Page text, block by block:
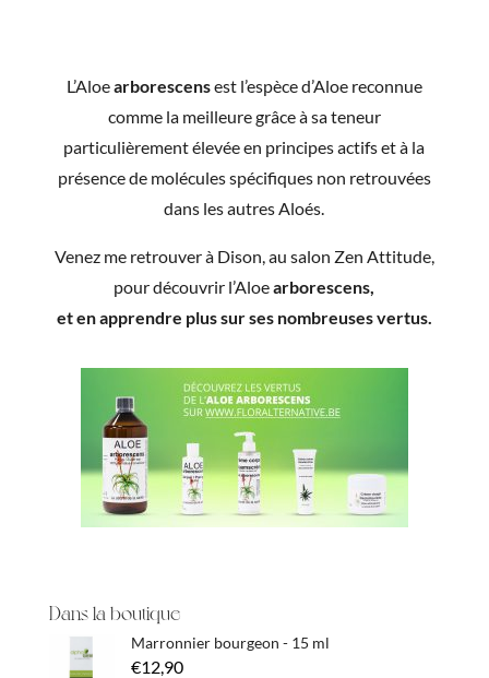
L’Aloearborescensest l’espèce d’Aloe reconnue
comme la meilleure grâce à sa teneur
particulièrement élevée en principes actifs et à la
présence de molécules spécifiques non retrouvées
dans les autres Aloés.
Venez me retrouver à Dison, au salon Zen Attitude,
pour découvrir l’Aloearborescens,
et en apprendre plus sur ses nombreuses vertus.
Dans la boutique
Marronnier bourgeon - 15 ml
€12,90